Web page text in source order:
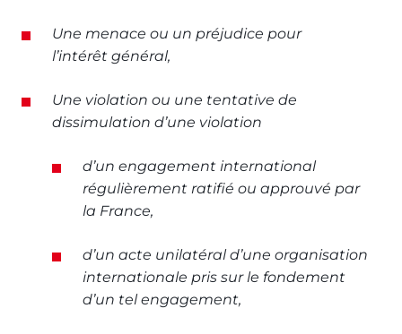
Une menace ou un préjudice pour
l’intérêt général,
Une violation ou une tentative de
dissimulation d’une violation
d’un engagement international
régulièrement ratifié ou approuvé par
la France,
d’un acte unilatéral d’une organisation
internationale pris sur le fondement
d’un tel engagement,